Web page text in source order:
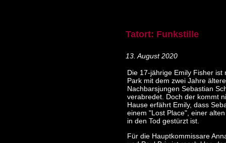
Tatort: Funkstille
13. August 2020
Die 17-jährige Emily Fisher ist
Park mit dem zwei Jahre
Nachbarsjungen Sebastian
verabredet. Doch der kommt
Hause erfährt Emily, dass
einem "Lost Place", einer
in den Tod gestürzt ist.
Für die Hauptkommissare